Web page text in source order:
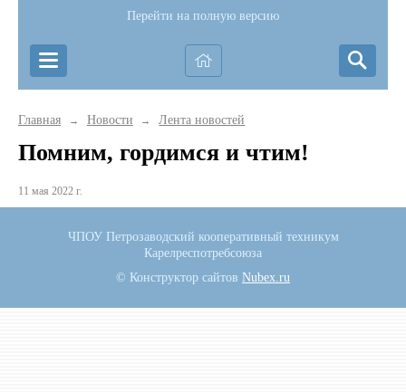
Перейти на полную версию
Главная → Новости → Лента новостей
Помним, гордимся и чтим!
11 мая 2022 г.
ЧПОУ Петрозаводский кооперативный техникум
Карелреспотребсоюза
© Конструктор сайтов Nubex.ru